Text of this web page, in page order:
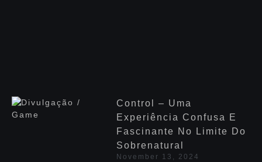
Control – Uma
Experiência Confusa E
Fascinante No Limite Do
Sobrenatural
November 13, 2024